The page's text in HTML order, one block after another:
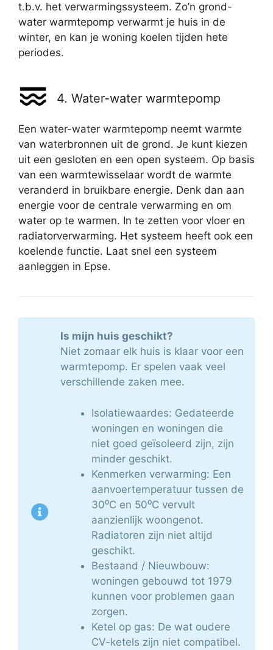
t.b.v. het verwarmingssysteem. Zo’n grond-
water warmtepomp verwarmt je huis in de
winter, en kan je woning koelen tijden hete
periodes.
4. Water-water warmtepomp
Een water-water warmtepomp neemt warmte
van waterbronnen uit de grond. Je kunt kiezen
uit een gesloten en een open systeem. Op basis
van een warmtewisselaar wordt de warmte
veranderd in bruikbare energie. Denk dan aan
energie voor de centrale verwarming en om
water op te warmen. In te zetten voor vloer en
radiatorverwarming. Het systeem heeft ook een
koelende functie. Laat snel een systeem
aanleggen in Epse.
Is mijn huis geschikt?
Niet zomaar elk huis is klaar voor een
warmtepomp. Er spelen vaak veel
verschillende zaken mee.
Isolatiewaardes: Gedateerde
woningen en woningen die
niet goed geïsoleerd zijn, zijn
minder geschikt.
Kenmerken verwarming: Een
aanvoertemperatuur tussen de
30⁰C en 50⁰C vervult
aanzienlijk woongenot.
Radiatoren zijn niet altijd
geschikt.
Bestaand / Nieuwbouw:
woningen gebouwd tot 1979
kunnen voor problemen gaan
zorgen.
Ketel op gas: De wat oudere
CV-ketels zijn niet compatibel.